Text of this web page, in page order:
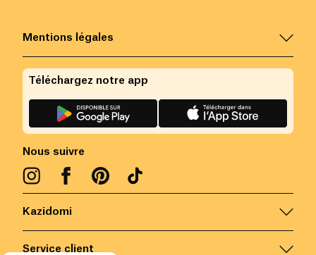
Kazidomi
Service client
Mentions légales
Nous suivre
Téléchargez notre app